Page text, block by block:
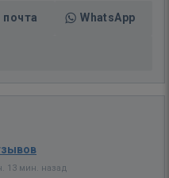
почта WhatsApp
13 мин. назад